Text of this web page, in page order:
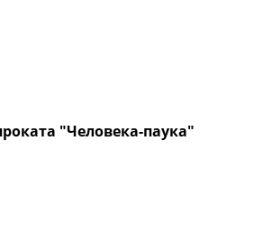
"Человека-паука"